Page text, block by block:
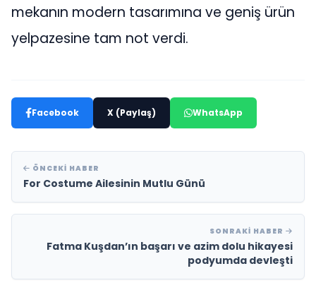
mekanın modern tasarımına ve geniş ürün
yelpazesine tam not verdi.
Facebook X (Paylaş) WhatsApp
ÖNCEKI HABER
For Costume Ailesinin Mutlu Günü
SONRAKI HABER
Fatma Kuşdan’ın başarı ve azim dolu hikayesi
podyumda devleşti